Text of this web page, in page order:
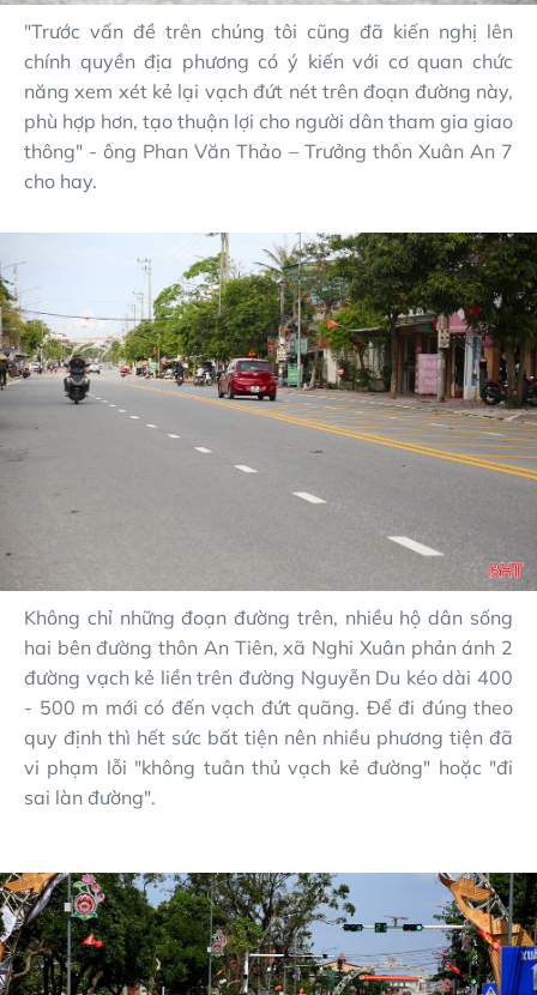
"Trước vấn đề trên chúng tôi cũng đã kiến nghị lên
chính quyền địa phương có ý kiến với cơ quan chức
năng xem xét kẻ lại vạch đứt nét trên đoạn đường này,
phù hợp hơn, tạo thuận lợi cho người dân tham gia giao
thông" - ông Phan Văn Thảo – Trưởng thôn Xuân An 7
cho hay.
Không chỉ những đoạn đường trên, nhiều hộ dân sống
hai bên đường thôn An Tiên, xã Nghi Xuân phản ánh 2
đường vạch kẻ liền trên đường Nguyễn Du kéo dài 400
- 500 m mới có đến vạch đứt quãng. Để đi đúng theo
quy định thì hết sức bất tiện nên nhiều phương tiện đã
vi phạm lỗi "không tuân thủ vạch kẻ đường" hoặc "đi
sai làn đường".